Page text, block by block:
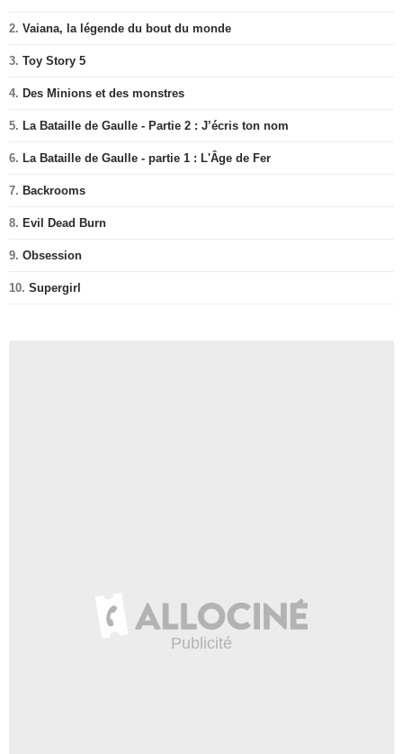
2. Vaiana, la légende du bout du monde
3. Toy Story 5
4. Des Minions et des monstres
5. La Bataille de Gaulle - Partie 2 : J’écris ton nom
6. La Bataille de Gaulle - partie 1 : L'Âge de Fer
7. Backrooms
8. Evil Dead Burn
9. Obsession
10. Supergirl